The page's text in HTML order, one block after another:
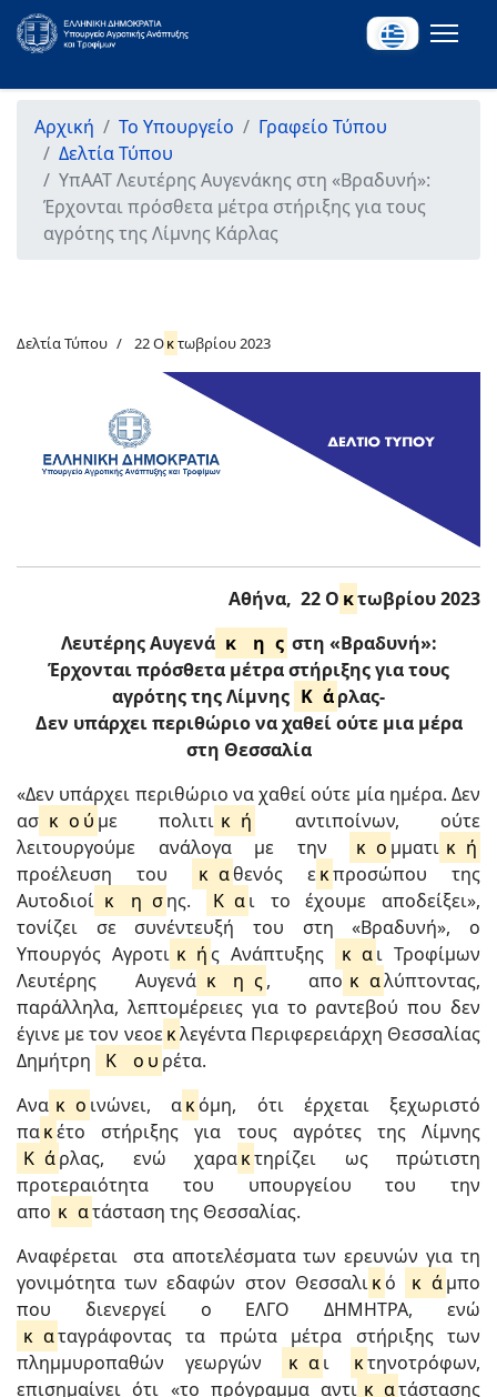
Αρχική Το Υπουργείο
Γραφείο Τύπου
Δελτία Τύπου
ΥπΑΑΤ Λευτέρης Αυγενάκης στη «Βραδυνή»:
Έρχονται πρόσθετα μέτρα στήριξης για τους
αγρότης της Λίμνης Κάρλας
Δελτία Τύπου 22 Οκτωβρίου 2023
Αθήνα, 22 Ο κτωβρίου 2023
Λευτέρης Αυγενά κ η ς στη «Βραδυνή»:
Έρχονται πρόσθετα μέτρα στήριξης για τους
αγρότης της Λίμνης Κ άρλας-
Δεν υπάρχει περιθώριο να χαθεί ούτε μια μέρα
στη Θεσσαλία
«Δεν υπάρχει περιθώριο να χαθεί ούτε μία ημέρα. Δεν
ασ κ ο ύ με πολιτι κ ή
αντιποίνων, ούτε
λειτουργούμε ανάλογα με την
κ ο μματι κ ή
προέλευση του
κ αθενός εκπροσώπου της
Αυτοδιοί κ η σης. Κ αι το έχουμε αποδείξει»,
τονίζει σε συνέντευξή του στη «Βραδυνή», ο
Υπουργός Αγροτι κ ή ς Ανάπτυξης κ αι Τροφίμων
Λευτέρης Αυγενά κ η ς , απο κ αλύπτοντας,
παράλληλα, λεπτομέρειες για το ραντεβού που δεν
έγινε με τον νεοεκλεγέντα Περιφερειάρχη Θεσσαλίας
Δημήτρη
Κ ο υ ρέτα.
Ανα κ ο ινώνει, ακόμη, ότι έρχεται ξεχωριστό
πακέτο στήριξης για τους αγρότες της Λίμνης
Κ άρλας, ενώ χαρακτηρίζει ως πρώτιστη
προτεραιότητα του υπουργείου του την
απο κ ατάσταση της Θεσσαλίας.
Αναφέρεται στα αποτελέσματα των ερευνών για τη
γονιμότητα των εδαφών στον Θεσσαλικό κ άμπο
που διενεργεί ο ΕΛΓΟ ΔΗΜΗΤΡΑ, ενώ
κ αταγράφοντας τα πρώτα μέτρα στήριξης των
πλημμυροπαθών γεωργών
κ αι κτηνοτρόφων,
επισημαίνει ότι «το πρόγραμμα αντι κ ατάστασης